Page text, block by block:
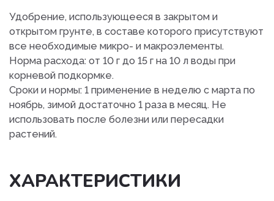
Удобрение, использующееся в закрытом и
открытом грунте, в составе которого присутствуют
все необходимые микро- и макроэлементы.
Норма расхода: от 10 г до 15 г на 10 л воды при
корневой подкормке.
Сроки и нормы: 1 применение в неделю с марта по
ноябрь, зимой достаточно 1 раза в месяц. Не
использовать после болезни или пересадки
растений.
ХАРАКТЕРИСТИКИ